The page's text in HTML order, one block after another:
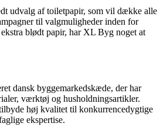
udvalg af toiletpapir, som vil dække alle
til valgmuligheder inden for
blødt papir, har XL Byg noget at
dansk byggemarkedskæde, der har
værktøj og husholdningsartikler.
høj kvalitet til konkurrencedygtige
ekspertise.